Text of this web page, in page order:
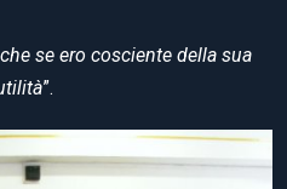
se ero cosciente della sua
”.